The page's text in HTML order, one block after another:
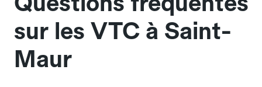
sur les VTC à Saint-
Maur